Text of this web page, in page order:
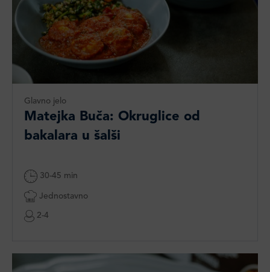
Glavno jelo
Matejka Buča: Okruglice od
bakalara u šalši
30-45 min
Jednostavno
2-4